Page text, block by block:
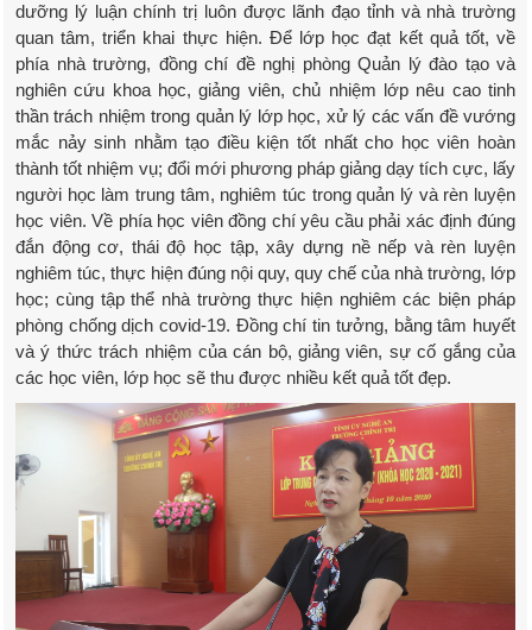
dưỡng lý luận chính trị luôn được lãnh đạo tỉnh và nhà trường
quan tâm, triển khai thực hiện. Để lớp học đạt kết quả tốt, về
phía nhà trường, đồng chí đề nghị phòng Quản lý đào tạo và
nghiên cứu khoa học, giảng viên, chủ nhiệm lớp nêu cao tinh
thần trách nhiệm trong quản lý lớp học, xử lý các vấn đề vướng
mắc nảy sinh nhằm tạo điều kiện tốt nhất cho học viên hoàn
thành tốt nhiệm vụ; đổi mới phương pháp giảng dạy tích cực, lấy
người học làm trung tâm, nghiêm túc trong quản lý và rèn luyện
học viên. Về phía học viên đồng chí yêu cầu phải xác định đúng
đắn động cơ, thái độ học tập, xây dựng nề nếp và rèn luyện
nghiêm túc, thực hiện đúng nội quy, quy chế của nhà trường, lớp
học; cùng tập thể nhà trường thực hiện nghiêm các biện pháp
phòng chống dịch covid-19. Đồng chí tin tưởng, bằng tâm huyết
và ý thức trách nhiệm của cán bộ, giảng viên, sự cố gắng của
các học viên, lớp học sẽ thu được nhiều kết quả tốt đẹp.